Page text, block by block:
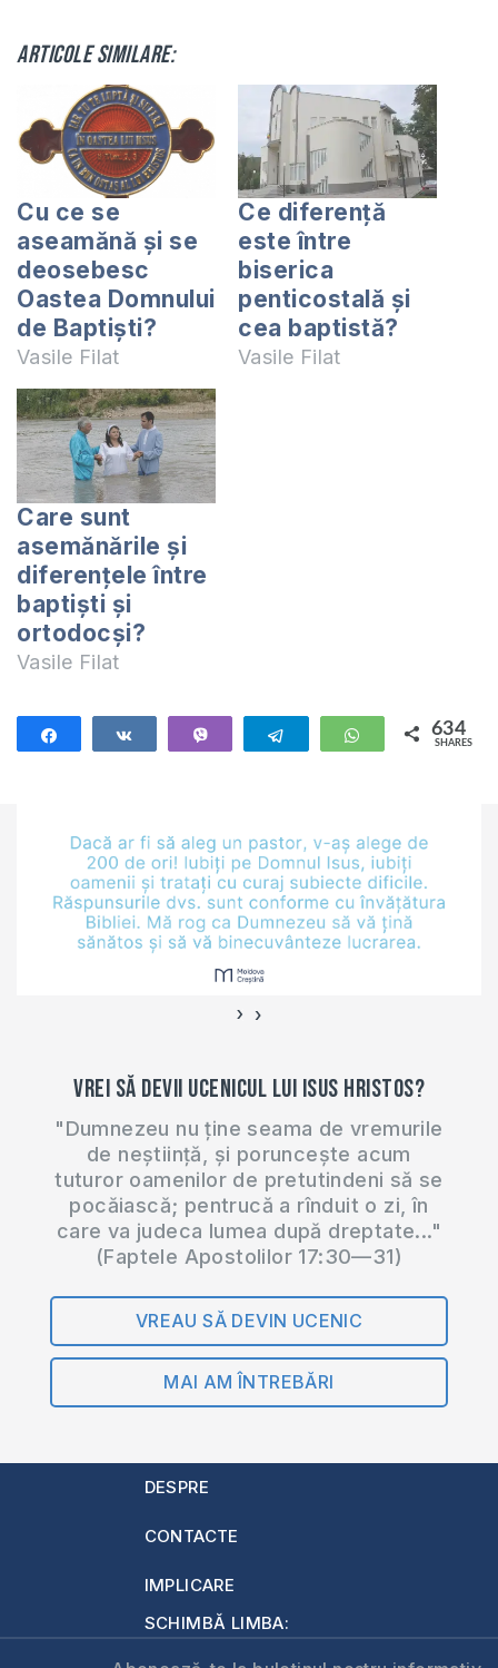
Articole similare:
Cu ce se
aseamănă și se
deosebesc
Oastea Domnului
de Baptiști?
Vasile Filat
Ce diferenţă
este între
biserica
penticostală şi
cea baptistă?
Vasile Filat
Care sunt
asemănările şi
diferenţele între
baptişti şi
ortodocşi?
Vasile Filat
Telegram WhatsApp
634
SHARES
‹ ›
Vrei să devii ucenicul lui Isus Hristos?
"Dumnezeu nu ține seama de vremurile
de neștiință, și poruncește acum
tuturor oamenilor de pretutindeni să se
pocăiască; pentrucă a rînduit o zi, în
care va judeca lumea după dreptate..."
(Faptele Apostolilor 17:30—31)
VREAU SĂ DEVIN UCENIC
MAI AM ÎNTREBĂRI
DESPRE
CONTACTE
IMPLICARE
SCHIMBĂ LIMBA: